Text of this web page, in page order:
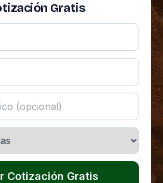
Gratis
Cotización Gratis